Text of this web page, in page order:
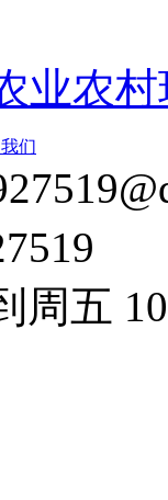
业农
们
周五